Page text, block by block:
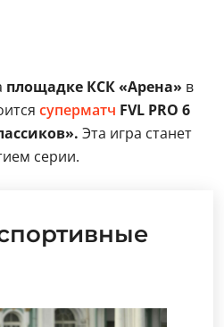
площадке КСК «Арена» в
суперматч FVL PRO 6
Эта игра станет
серии.